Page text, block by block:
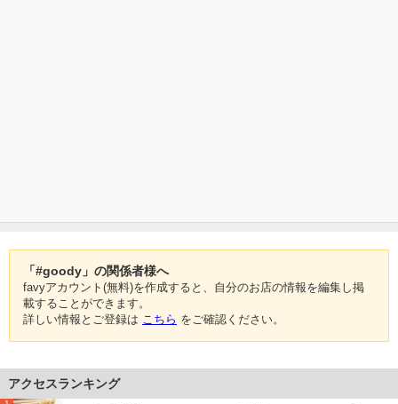
「#goody」の関係者様へ
favyアカウント(無料)を作成すると、自分のお店の情報を編集し掲
載することができます。
詳しい情報とご登録は こちら をご確認ください。
アクセスランキング